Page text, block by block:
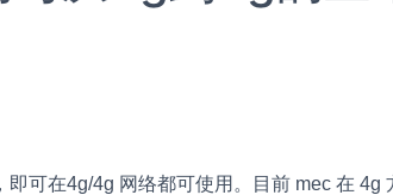
可在4g/4g 网络都可使用。目前 mec 在